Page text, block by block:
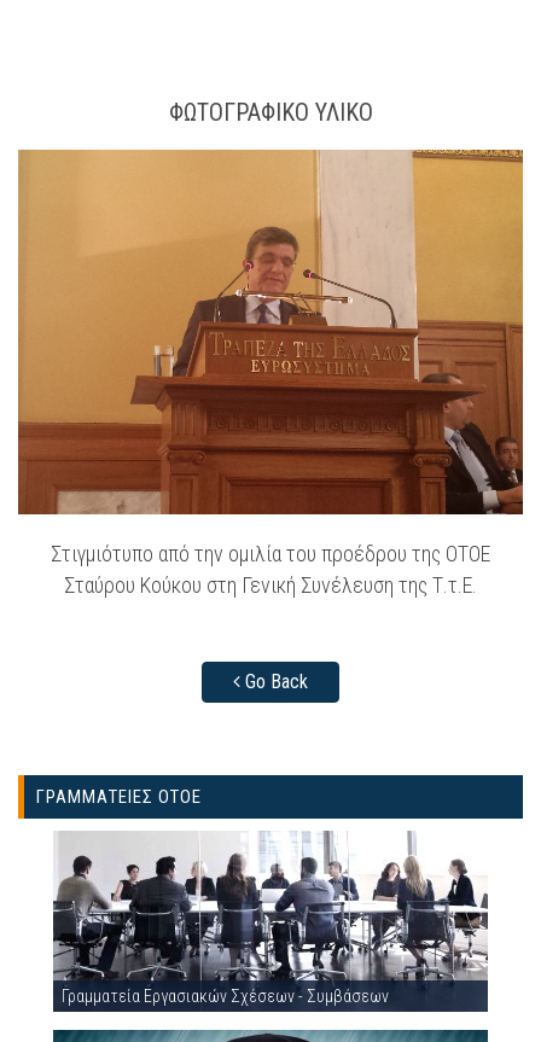
ΦΩΤΟΓΡΑΦΙΚΌ ΥΛΙΚΌ
Στιγμιότυπο από την ομιλία του προέδρου της ΟΤΟΕ
Σταύρου Κούκου στη Γενική Συνέλευση της Τ.τ.Ε.
Go Back
ΓΡΑΜΜΑΤΕΙΕΣ ΟΤΟΕ
Γραμματεία Εργασιακών Σχέσεων - Συμβάσεων